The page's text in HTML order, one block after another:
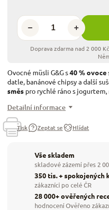
+
−
Ovocné müsli G&G s40 % ovoce
datle, banánové chipsy a další
směs pro rychlé ráno s
Detailní informace
Tisk Zeptat se Hlídat
Vše skladem
skladové zázemí přes 2
350 tis. + spokojených
zákazníci po celé ČR
28 000+ ověřených
hodnocení Ověřeno